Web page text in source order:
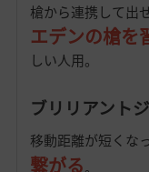
槍から連携して出
エデンの槍を
しい人用。
ブリリアント
移動距離が短くな
繋がる。